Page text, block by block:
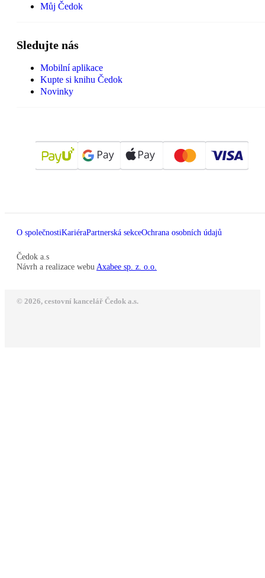
Můj Čedok
Sledujte nás
Mobilní aplikace
Kupte si knihu Čedok
Novinky
O společnostiKariéraPartnerská sekceOchrana osobních údajů
Čedok a.s
Návrh a realizace webu Axabee sp. z. o.o.
© 2026, cestovní kancelář Čedok a.s.